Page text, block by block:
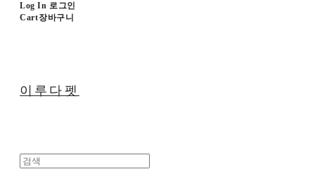
Log In 로그인
Cart장바구니
이루다펫